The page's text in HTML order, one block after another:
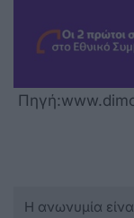
Η ανωνυμία